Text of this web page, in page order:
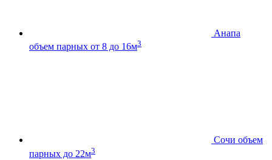
Анапа
объем парных от 8 до 16м3
Сочи объем
парных до 22м3